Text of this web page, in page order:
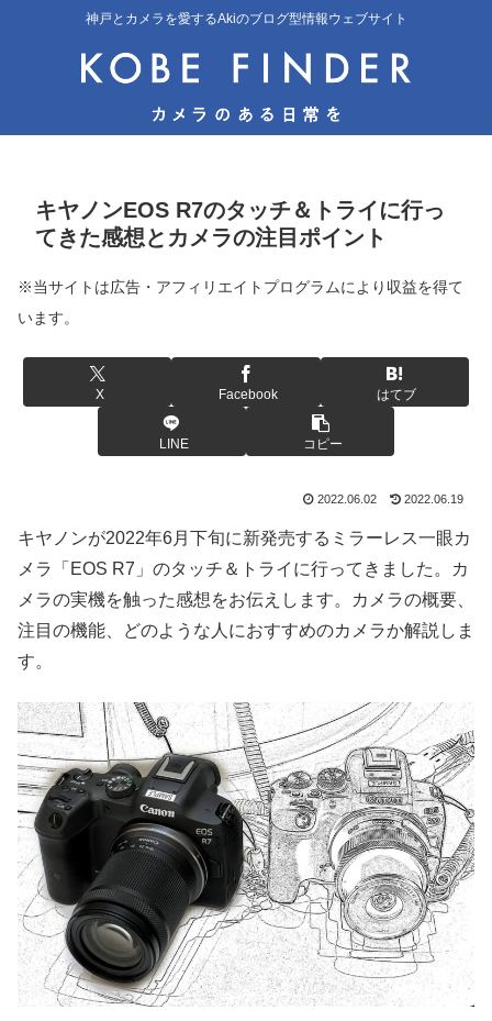
神戸とカメラを愛するAkiのブログ型情報ウェブサイト
キヤノンEOS R7のタッチ＆トライに行っ
てきた感想とカメラの注目ポイント
※当サイトは広告・アフィリエイトプログラムにより収益を得て
います。
X Facebook はてブ
LINE コピー
2022.06.02 2022.06.19
キヤノンが2022年6月下旬に新発売するミラーレス一眼カ
メラ「EOS R7」のタッチ＆トライに行ってきました。カ
メラの実機を触った感想をお伝えします。カメラの概要、
注目の機能、どのような人におすすめのカメラか解説しま
す。